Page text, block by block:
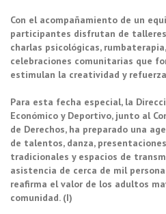
Con el acompañamiento de un
participantes disfrutan de talleres
charlas psicológicas,
celebraciones comunitarias que
estimulan la creatividad y
Para esta fecha especial, la
Económico y Deportivo, junto al
de Derechos, ha preparado una
de talentos, danza,
tradicionales y espacios de
asistencia de cerca de mil
reafirma el valor de los adultos
comunidad. (I)